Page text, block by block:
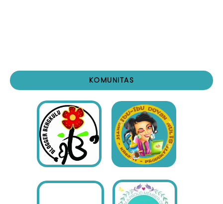
KOMUNITAS